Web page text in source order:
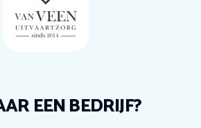
EEN BEDRIJF?